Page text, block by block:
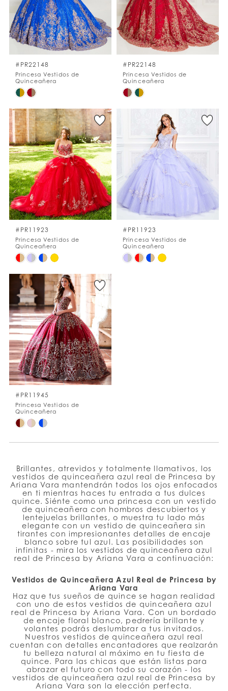
#PR22148
Princesa Vestidos de
Quinceañera
Skip
List
#f68a39f429
to
end
#PR22148
Princesa Vestidos de
Quinceañera
Skip
#97051f706e
to
#PR11923
Princesa Vestidos de
Quinceañera
Skip
List
#62af69e593
to
end
#PR11923
Princesa Vestidos de
Quinceañera
Skip
#PR11945
Princesa Vestidos de
Quinceañera
Skip
to
end
Brillantes, atrevidos y totalmente llamativos, los
vestidos de quinceañera azul real de Princesa by
Ariana Vara mantendrán todos los ojos enfocados
en ti mientras haces tu entrada a tus dulces
quince. Siénte como una princesa con un vestido
de quinceañera con hombros descubiertos y
lentejuelas brillantes, o muestra tu lado más
elegante con un vestido de quinceañera sin
tirantes con impresionantes detalles de encaje
blanco sobre tul azul. Las posibilidades son
infinitas - mira los vestidos de quinceañera azul
real de Princesa by Ariana Vara a continuación:
Vestidos de Quinceañera Azul Real de Princesa by
Ariana Vara
Haz que tus sueños de quince se hagan realidad
con uno de estos vestidos de quinceañera azul
real de Princesa by Ariana Vara. Con un bordado
de encaje floral blanco, pedrería brillante y
volantes podrás deslumbrar a tus invitados.
Nuestros vestidos de quinceañera azul real
cuentan con detalles encantadores que realzarán
tu belleza natural al máximo en tu fiesta de
quince. Para las chicas que están listas para
abrazar el futuro con todo su corazón - los
vestidos de quinceañera azul real de Princesa by
Ariana Vara son la elección perfecta.